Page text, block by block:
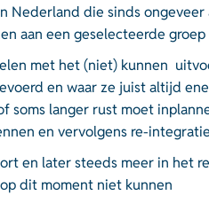
Nederland die sinds
aan een geselecteerde
met het (niet) kunnen
en waar ze juist altijd
soms langer rust moet
en vervolgens re-
en later steeds meer in het
dit moment niet kunnen